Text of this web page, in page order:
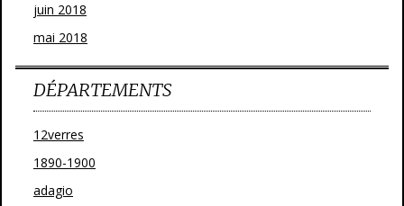
juin 2018
mai 2018
DÉPARTEMENTS
12verres
1890-1900
adagio